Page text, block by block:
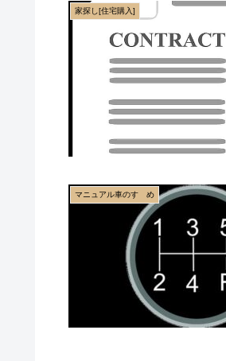
家探し[住宅購入]
マニュアル車のすゝめ